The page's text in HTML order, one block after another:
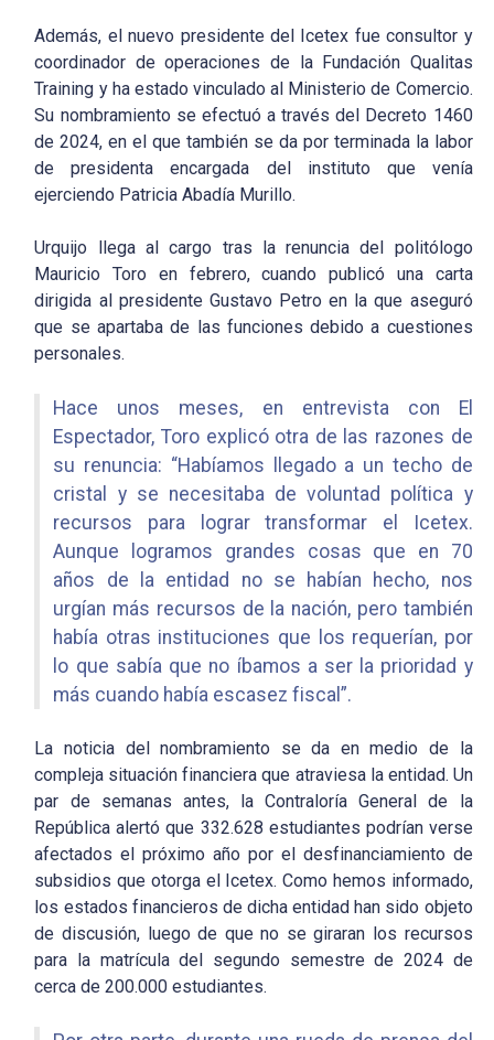
Además, el nuevo presidente del Icetex fue consultor y
coordinador de operaciones de la Fundación Qualitas
Training y ha estado vinculado al Ministerio de Comercio.
Su nombramiento se efectuó a través del Decreto 1460
de 2024, en el que también se da por terminada la labor
de presidenta encargada del instituto que venía
ejerciendo Patricia Abadía Murillo.
Urquijo llega al cargo tras la renuncia del politólogo
Mauricio Toro en febrero, cuando publicó una carta
dirigida al presidente Gustavo Petro en la que aseguró
que se apartaba de las funciones debido a cuestiones
personales.
Hace unos meses, en entrevista con El
Espectador, Toro explicó otra de las razones de
su renuncia: “Habíamos llegado a un techo de
cristal y se necesitaba de voluntad política y
recursos para lograr transformar el Icetex.
Aunque logramos grandes cosas que en 70
años de la entidad no se habían hecho, nos
urgían más recursos de la nación, pero también
había otras instituciones que los requerían, por
lo que sabía que no íbamos a ser la prioridad y
más cuando había escasez fiscal”.
La noticia del nombramiento se da en medio de la
compleja situación financiera que atraviesa la entidad. Un
par de semanas antes, la Contraloría General de la
República alertó que 332.628 estudiantes podrían verse
afectados el próximo año por el desfinanciamiento de
subsidios que otorga el Icetex. Como hemos informado,
los estados financieros de dicha entidad han sido objeto
de discusión, luego de que no se giraran los recursos
para la matrícula del segundo semestre de 2024 de
cerca de 200.000 estudiantes.